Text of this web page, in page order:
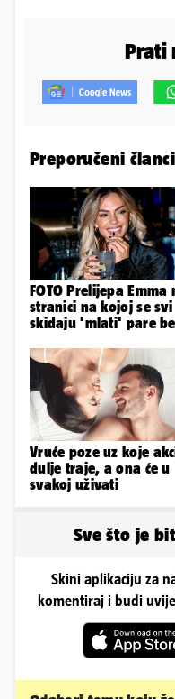
Prati
Preporučeni članci
FOTO Prelijepa Emma
stranici na kojoj se svi
skidaju 'mlati' pare
Vruće poze uz koje
dulje traje, a ona će u
svakoj uživati
Sve što je
Skini aplikaciju za
komentiraj i budi